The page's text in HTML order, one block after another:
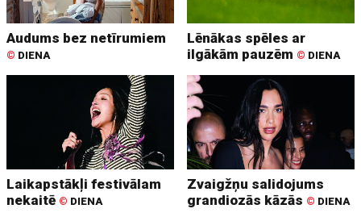
Audums bez netīrumiem
© DIENA
Lēnākas spēles ar
ilgākām pauzēm © DIENA
Laikapstākļi festivālam
nekaitē © DIENA
Zvaigžņu salidojums
grandiozās kāzās © DIENA